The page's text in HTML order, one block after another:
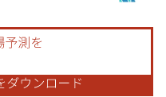
BY 4.0の表示が必要です。